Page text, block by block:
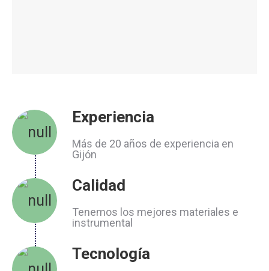
Experiencia
Más de 20 años de experiencia en
Gijón
Calidad
Tenemos los mejores materiales e
instrumental
Tecnología